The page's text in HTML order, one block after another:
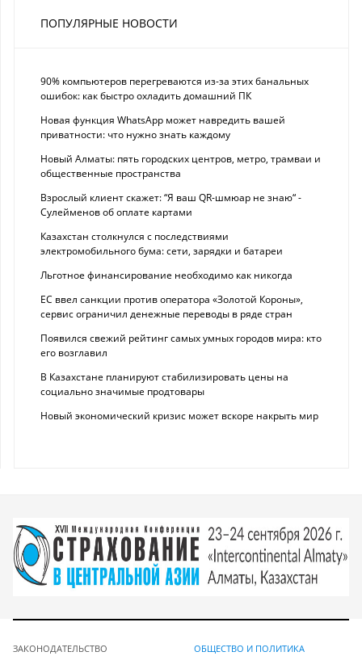
ПОПУЛЯРНЫЕ НОВОСТИ
90% компьютеров перегреваются из-за этих банальных
ошибок: как быстро охладить домашний ПК
Новая функция WhatsApp может навредить вашей
приватности: что нужно знать каждому
Новый Алматы: пять городских центров, метро, трамваи и
общественные пространства
Взрослый клиент скажет: “Я ваш QR-шмюар не знаю“ -
Сулейменов об оплате картами
Казахстан столкнулся с последствиями
электромобильного бума: сети, зарядки и батареи
Льготное финансирование необходимо как никогда
ЕС ввел санкции против оператора «Золотой Короны»,
сервис ограничил денежные переводы в ряде стран
Появился свежий рейтинг самых умных городов мира: кто
его возглавил
В Казахстане планируют стабилизировать цены на
социально значимые продтовары
Новый экономический кризис может вскоре накрыть мир
ЗАКОНОДАТЕЛЬСТВО
ОБЩЕСТВО И ПОЛИТИКА